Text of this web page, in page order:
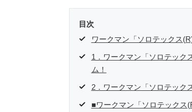
目次
ワークマン「ソロテックス
1．ワークマン「ソロテック
ム！
2．ワークマン「ソロテック
■ワークマン「ソロテックス